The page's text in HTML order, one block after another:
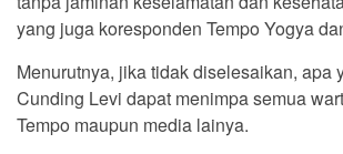
yang juga koresponden Tempo Yogya
Menurutnya, jika tidak diselesaikan, apa
Cunding Levi dapat menimpa semua
Tempo maupun media lainya.